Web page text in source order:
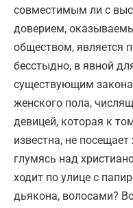
совместимым ли с
доверием,
обществом, является
бесстыдно, в явной
существующим
женского пола,
девицей, которая к
известна, не
глумясь над
ходит по улице с
дьякона, волосами?